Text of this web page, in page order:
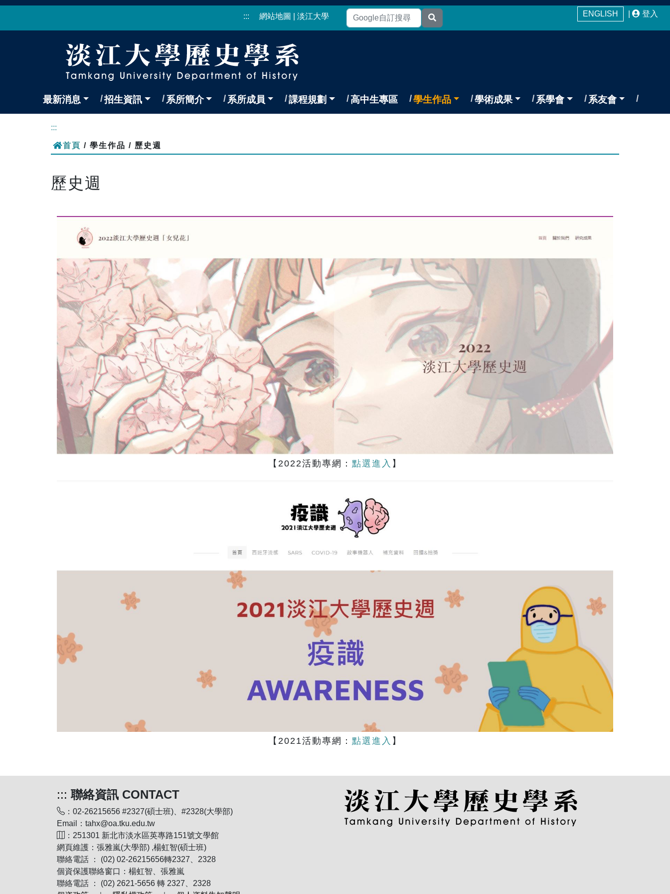
::: 網站地圖 淡江大學 ENGLISH 登入
最新消息 招生資訊 系所簡介 系所成員 課程規劃 高中生專區 學生作品 學術成果 系學會 系友會
:::
首頁 / 學生作品 / 歷史週
歷史週
【2022活動專網： 點選進入 】
【2021活動專網： 點選進入 】
::: 聯絡資訊 CONTACT
：02-26215656 #2327(碩士班)、#2328(大學部)
Email：tahx@oa.tku.edu.tw
：251301 新北市淡水區英專路151號文學館
網頁維護：張雅嵐(大學部) ,楊虹智(碩士班)
聯絡電話 ： (02) 02-26215656轉2327、2328
個資保護聯絡窗口：楊虹智、張雅嵐
聯絡電話 ： (02) 2621-5656 轉 2327、2328